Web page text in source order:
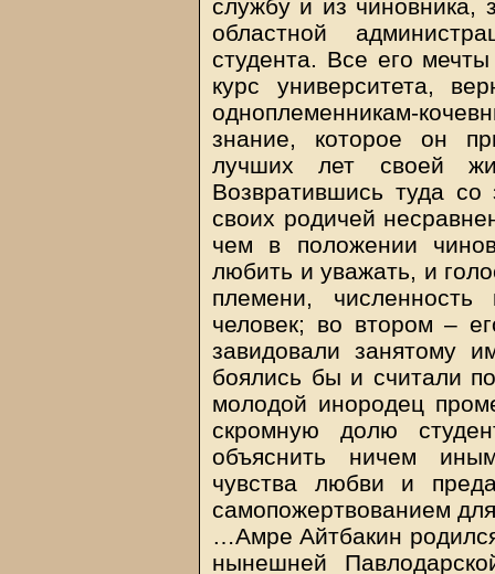
службу и из чиновника,
областной
студента. Все его
курс университета,
одноплеменникам-
знание, которое он
лучших лет своей
Возвратившись туда
своих родичей
чем в положении
любить и уважать, и
племени,
человек; во втором –
завидовали занятому
боялись бы и считали
молодой инородец
скромную долю
объяснить ничем
чувства любви и
самопожертвованием
…Амре Айтбакин
нынешней